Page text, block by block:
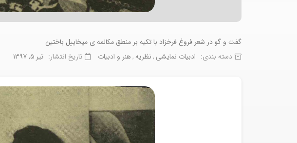
گفت و گو در شعر فروغ فرخزاد با تکیه بر منطق مکالمه ی میخاییل باختین
دسته بندی: ادبیات نمایشی نظریه هنر و ادبیات تاریخ انتشار: تیر ۵, ۱۳۹۷